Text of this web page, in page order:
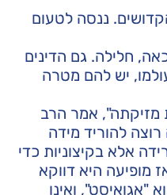
ננסה לטעום
חלילה. גם הדינים
יש להם מטרה
מזיקתה", אמר הרב
להוריד מידה
אלא בקיצוניות כדי
מופיעה היא דווקא
ואינו